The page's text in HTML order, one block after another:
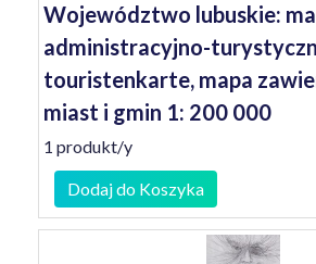
Województwo lubuskie:
administracyjno-
touristenkarte, mapa
miast i gmin 1: 200 000
1 produkt/y
Dodaj do Koszyka